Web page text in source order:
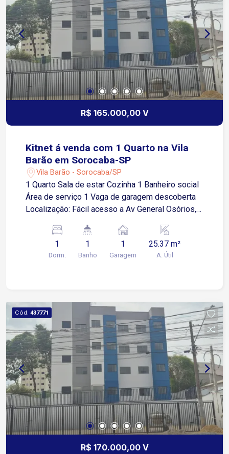
R$ 165.000,00 V
Kitnet á venda com 1 Quarto na Vila
Barão em Sorocaba-SP
Vila Barão - Sorocaba/SP
1 Quarto Sala de estar Cozinha 1 Banheiro social
Área de serviço 1 Vaga de garagem descoberta
Localização: Fácil acesso a Av General Osórios,
comércios em geral.
1
Dorm.
1
Banho
1
Garagem
25.37 m²
A. Útil
Cód. 437771
R$ 170.000,00 V